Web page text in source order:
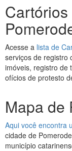
Acesse a lista de
serviços de registro
imóveis, registro de
ofícios de protesto
Mapa de
Aqui você encontra
cidade de
município